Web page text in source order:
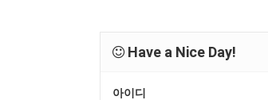
Have a Nice Day!
아이디